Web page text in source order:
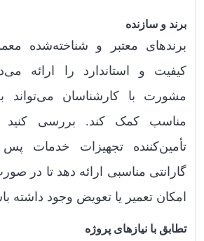
برند و سازنده
برندهای معتبر و شناخته‌شده
کیفیت و استاندارد را ارائه
مشورت با کارشناسان می‌تواند
مناسب کمک کند. بررسی کنید
تأمین‌کننده تجهیزات خدمات
گارانتی مناسبی ارائه دهد تا در
امکان تعمیر یا تعویض وجود داشته
تطابق با نیازهای پروژه